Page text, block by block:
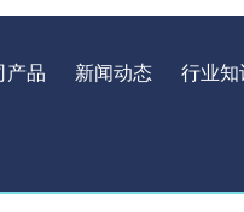
产品 新闻动态 行业知